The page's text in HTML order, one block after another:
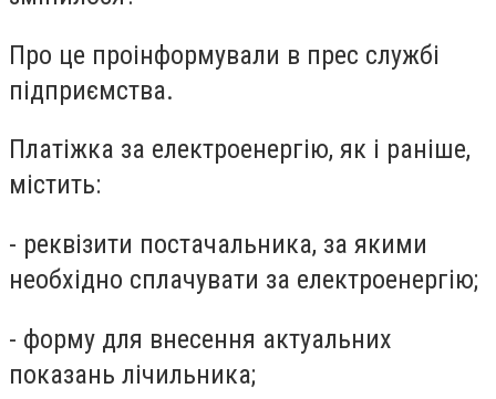
Про це проінформували в прес службі
підприємства.
Платіжка за електроенергію, як і раніше,
містить:
- реквізити постачальника, за якими
необхідно сплачувати за електроенергію;
- форму для внесення актуальних
показань лічильника;